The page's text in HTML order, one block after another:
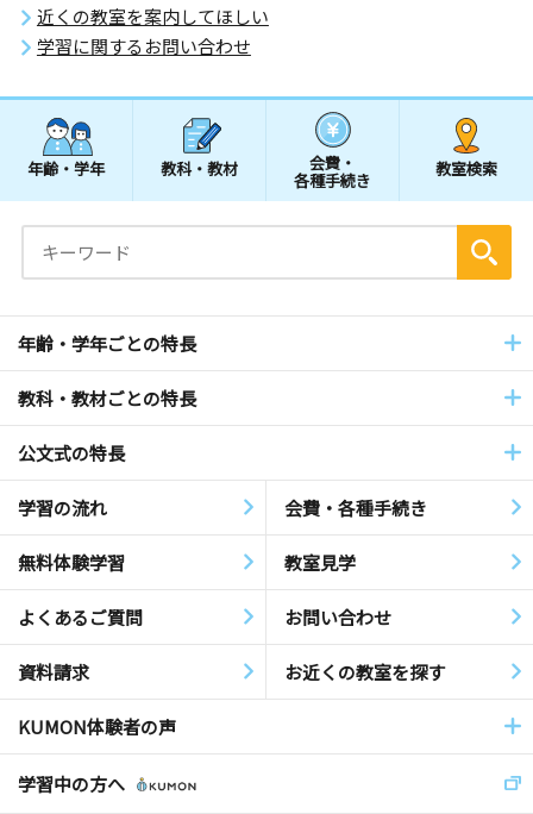
近くの教室を案内してほしい
学習に関するお問い合わせ
年齢・学年 教科・教材 会費・
各種手続き
教室検索
年齢・学年ごとの特長
教科・教材ごとの特長
公文式の特長
学習の流れ 会費・各種手続き
無料体験学習 教室見学
よくあるご質問 お問い合わせ
資料請求 お近くの教室を探す
KUMON体験者の声
学習中の方へ